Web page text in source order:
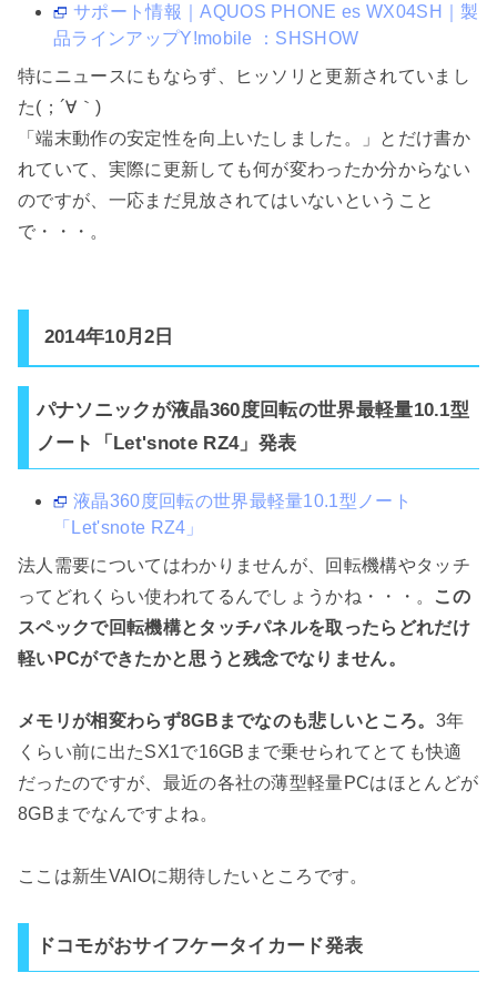
サポート情報｜AQUOS PHONE es WX04SH｜製
品ラインアップY!mobile ：SHSHOW
特にニュースにもならず、ヒッソリと更新されていまし
た(；´∀｀)
「端末動作の安定性を向上いたしました。」とだけ書か
れていて、実際に更新しても何が変わったか分からない
のですが、一応まだ見放されてはいないということ
で・・・。
2014年10月2日
パナソニックが液晶360度回転の世界最軽量10.1型
ノート「Let'snote RZ4」発表
液晶360度回転の世界最軽量10.1型ノート
「Let'snote RZ4」
法人需要についてはわかりませんが、回転機構やタッチ
ってどれくらい使われてるんでしょうかね・・・。 この
スペックで回転機構とタッチパネルを取ったらどれだけ
軽いPCができたかと思うと残念でなりません。
メモリが相変わらず8GBまでなのも悲しいところ。 3年
くらい前に出たSX1で16GBまで乗せられてとても快適
だったのですが、最近の各社の薄型軽量PCはほとんどが
8GBまでなんですよね。
ここは新生VAIOに期待したいところです。
ドコモがおサイフケータイカード発表